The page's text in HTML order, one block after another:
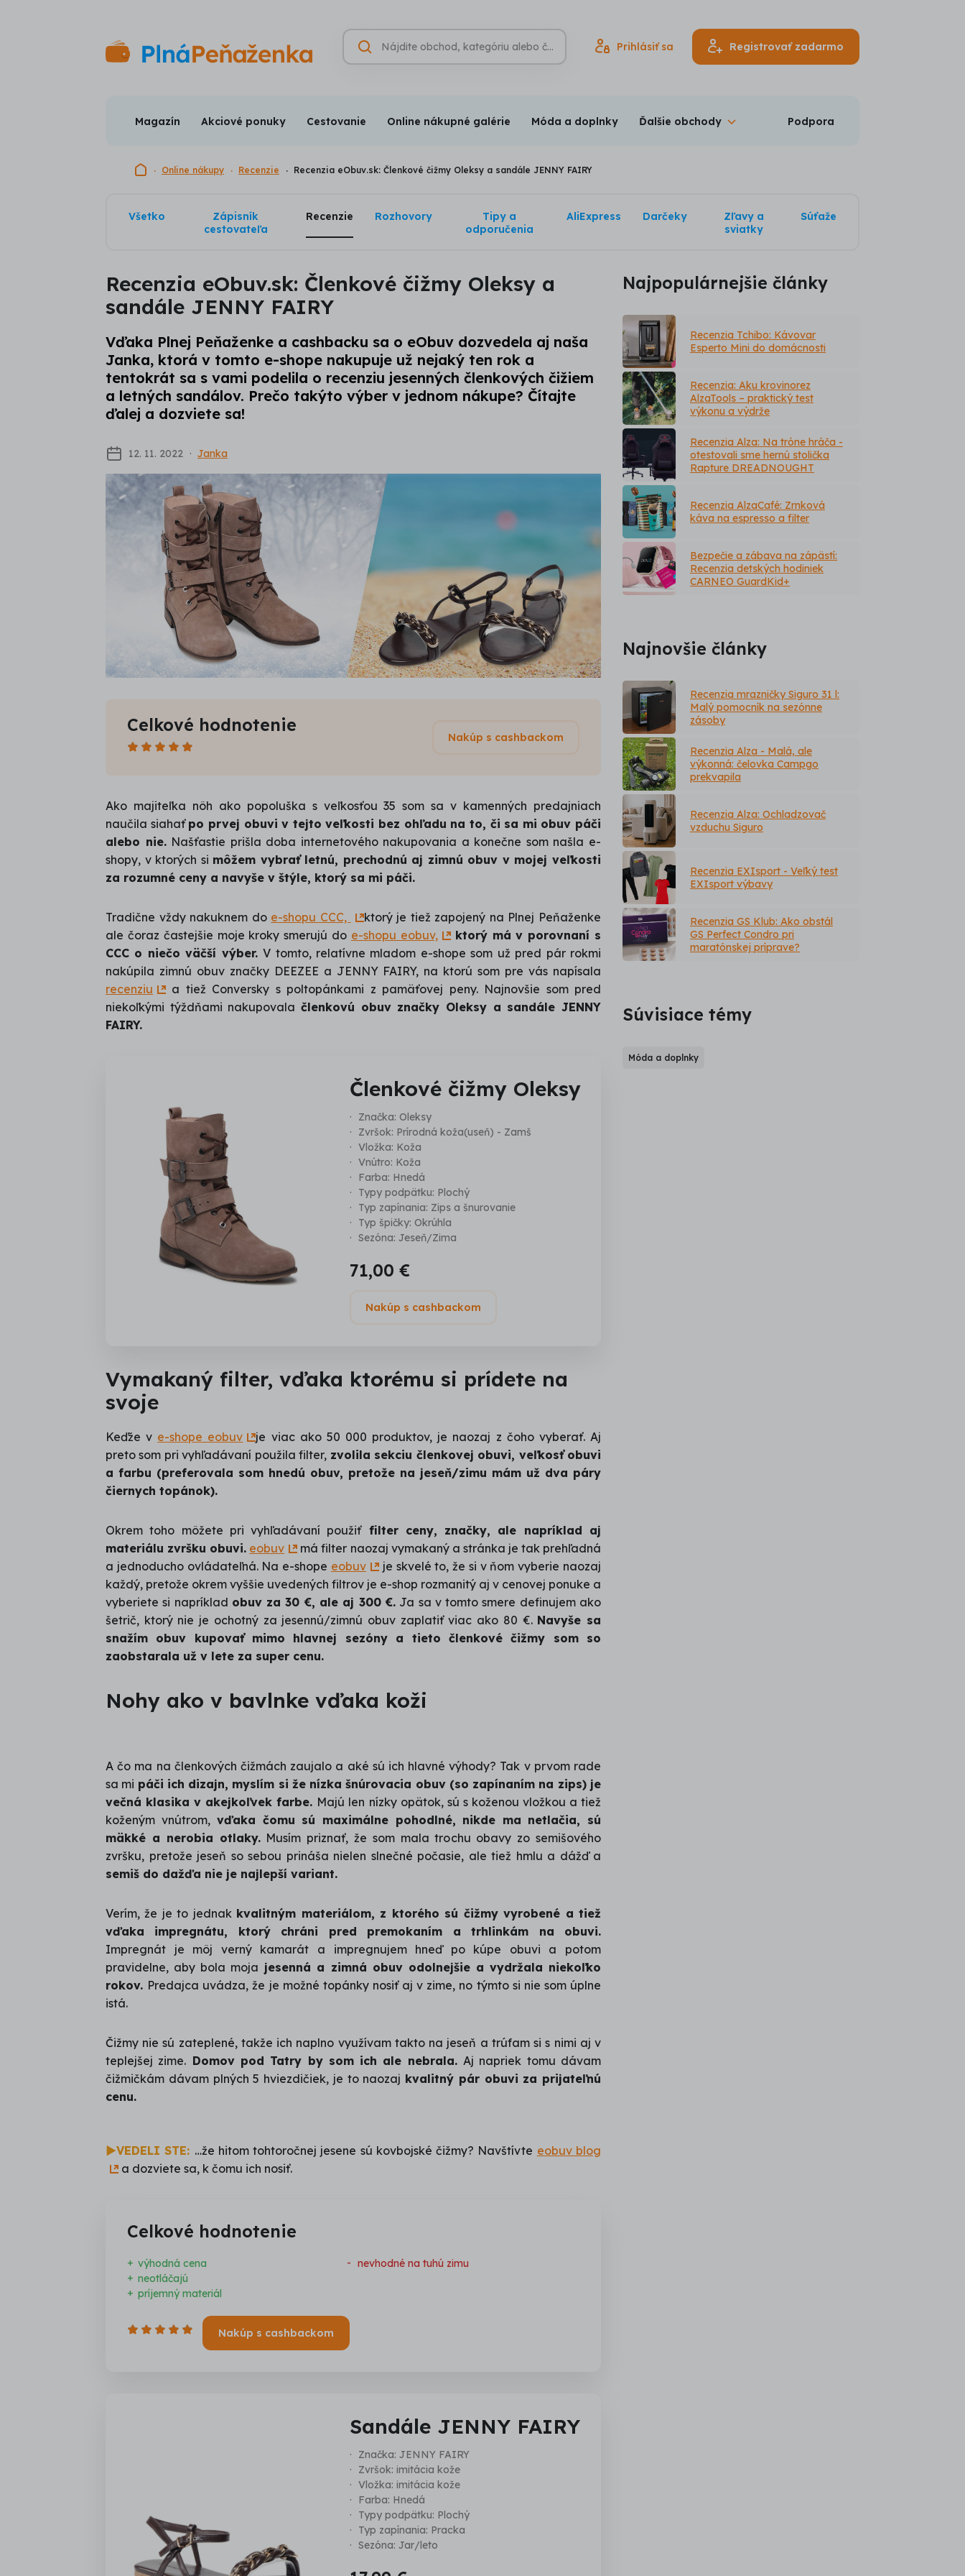
Vyhľadávanie
Hľadať Prihlásiť sa Registrovať zadarmo
Magazín Akciové ponuky Cestovanie Online nákupné galérie Móda a doplnky Ďalšie obchody Podpora
Domovská stránka
Online nákupy Recenzie Recenzia eObuv.sk: Členkové čižmy Oleksy a sandále JENNY FAIRY
Všetko
Zápisník
cestovateľa
Recenzie Rozhovory
Tipy a
odporučenia
AliExpress Darčeky
Zľavy a
sviatky
Súťaže
Recenzia eObuv.sk: Členkové čižmy Oleksy a
sandále JENNY FAIRY
Vďaka Plnej Peňaženke a cashbacku sa o eObuv dozvedela aj naša
Janka, ktorá v tomto e-shope nakupuje už nejaký ten rok a
tentokrát sa s vami podelila o recenziu jesenných členkových čižiem
a letných sandálov. Prečo takýto výber v jednom nákupe? Čítajte
ďalej a dozviete sa!
12. 11. 2022 Janka
Celkové hodnotenie
/
5
Nakúp s cashbackom
Ako majiteľka nôh ako popoluška s veľkosťou 35 som sa v kamenných predajniach
naučila siahať po prvej obuvi v tejto veľkosti bez ohľadu na to, či sa mi obuv páči
alebo nie.Našťastie prišla doba internetového nakupovania a konečne som našla e-
shopy, v ktorých si môžem vybrať letnú, prechodnú aj zimnú obuv v mojej veľkosti
za rozumné ceny a navyše v štýle, ktorý sa mi páči.
Tradične vždy nakuknem do e-shopu CCC,
ktorý je tiež zapojený na Plnej Peňaženke
ale čoraz častejšie moje kroky smerujú do e-shopu eobuv,
ktorý má v porovnaní s
CCC o niečo väčší výber.V tomto, relatívne mladom e-shope som už pred pár rokmi
nakúpila zimnú obuv značky DEEZEE a JENNY FAIRY, na ktorú som pre vás napísala
recenziu
a tiež Conversky s poltopánkami z pamäťovej peny. Najnovšie som pred
niekoľkými týždňami nakupovala členkovú obuv značky Oleksy a sandále JENNY
FAIRY.
Členkové čižmy Oleksy
Značka: Oleksy
Zvršok: Prírodná koža(useň) - Zamš
Vložka: Koža
Vnútro: Koža
Farba: Hnedá
Typy podpätku: Plochý
Typ zapínania: Zips a šnurovanie
Typ špičky: Okrúhla
Sezóna: Jeseň/Zima
71,00 €
Nakúp s cashbackom
Vymakaný filter, vďaka ktorému si prídete na
svoje
Keďže v e-shope eobuv
je viac ako 50 000 produktov, je naozaj z čoho vyberať. Aj
preto som pri vyhľadávaní použila filter, zvolila sekciu členkovej obuvi, veľkosť obuvi
a farbu (preferovala som hnedú obuv, pretože na jeseň/zimu mám už dva páry
čiernych topánok).
Okrem toho môžete pri vyhľadávaní použiťfilter ceny, značky, ale napríklad aj
materiálu zvršku obuvi. eobuv
má filter naozaj vymakaný a stránka je tak prehľadná
a jednoducho ovládateľná. Na e-shope eobuv
je skvelé to, že si v ňom vyberie naozaj
každý, pretože okrem vyššie uvedených filtrov je e-shop rozmanitý aj v cenovej ponuke a
vyberiete si napríklad obuv za 30 €, ale aj 300 €.Ja sa v tomto smere definujem ako
šetrič, ktorý nie je ochotný za jesennú/zimnú obuv zaplatiť viac ako 80 €. Navyše sa
snažím obuv kupovať mimo hlavnej sezóny a tieto členkové čižmy som so
zaobstarala už v lete za super cenu.
Nohy ako v bavlnke vďaka koži
A čo ma na členkových čižmách zaujalo a aké sú ich hlavné výhody? Tak v prvom rade
sa mi páči ich dizajn, myslím si že nízka šnúrovacia obuv (so zapínaním na zips) je
večná klasika v akejkoľvek farbe. Majú len nízky opätok, sú s koženou vložkou a tiež
koženým vnútrom,vďaka čomu sú maximálne pohodlné, nikde ma netlačia, sú
mäkké a nerobia otlaky.Musím priznať, že som mala trochu obavy zo semišového
zvršku, pretože jeseň so sebou prináša nielen slnečné počasie, ale tiež hmlu a dážď a
semiš do dažďa nie je najlepší variant.
Verím, že je to jednak kvalitným materiálom, z ktorého sú čižmy vyrobené a tiež
vďaka impregnátu, ktorý chráni pred premokaním a trhlinkám na obuvi.
Impregnát je môj verný kamarát a impregnujem hneď po kúpe obuvi a potom
pravidelne, aby bola moja jesenná a zimná obuv odolnejšie a vydržala niekoľko
rokov. Predajca uvádza, že je možné topánky nosiť aj v zime, no týmto si nie som úplne
istá.
Čižmy nie sú zateplené, takže ich naplno využívam takto na jeseň a trúfam si s nimi aj v
teplejšej zime. Domov pod Tatry by som ich ale nebrala.Aj napriek tomu dávam
čižmičkám dávam plných 5 hviezdičiek, je to naozaj kvalitný pár obuvi za prijateľnú
cenu.
►VEDELI STE: …že hitom tohtoročnej jesene sú kovbojské čižmy? Navštívte eobuv blog
a dozviete sa, k čomu ich nosiť.
Celkové hodnotenie
výhodná cena
neotláčajú
príjemný materiál
nevhodné na tuhú zimu
Nakúp s cashbackom
Sandále JENNY FAIRY
Značka: JENNY FAIRY
Zvršok: imitácia kože
Vložka: imitácia kože
Farba: Hnedá
Typy podpätku: Plochý
Typ zapínania: Pracka
Sezóna: Jar/leto
Najpopulárnejšie články
Recenzia Tchibo: Kávovar
Esperto Mini do domácnosti
Recenzia: Aku krovinorez
AlzaTools – praktický test
výkonu a výdrže
Recenzia Alza: Na tróne hráča -
otestovali sme hernú stolička
Rapture DREADNOUGHT
Recenzia AlzaCafé: Zrnková
káva na espresso a filter
Bezpečie a zábava na zápästí:
Recenzia detských hodiniek
CARNEO GuardKid+
Najnovšie články
Recenzia mrazničky Siguro 31 l:
Malý pomocník na sezónne
zásoby
Recenzia Alza - Malá, ale
výkonná: čelovka Campgo
prekvapila
Recenzia Alza: Ochladzovač
vzduchu Siguro
Recenzia EXIsport - Veľký test
EXIsport výbavy
Recenzia GS Klub: Ako obstál
GS Perfect Condro pri
maratónskej príprave?
Súvisiace témy
Móda a doplnky